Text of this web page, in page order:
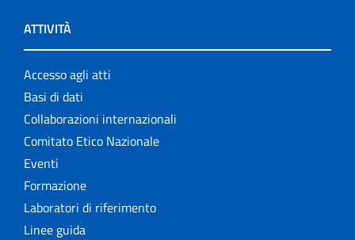
ATTIVITÀ
Accesso agli atti
Basi di dati
Collaborazioni internazionali
Comitato Etico Nazionale
Eventi
Formazione
Laboratori di riferimento
Linee guida